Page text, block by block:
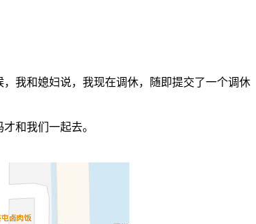
我和媳妇说，我现在调休，随即提交了一个调休
和我们一起去。